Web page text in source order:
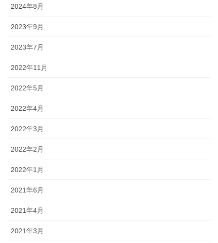
2024年8月
2023年9月
2023年7月
2022年11月
2022年5月
2022年4月
2022年3月
2022年2月
2022年1月
2021年6月
2021年4月
2021年3月